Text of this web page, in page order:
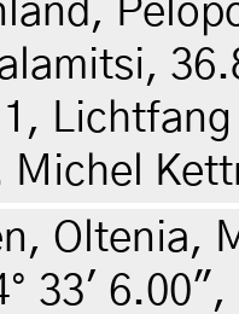
Michel
Oltenia,
33'